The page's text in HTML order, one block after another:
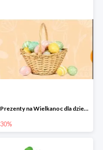
Prezenty na Wielkanoc dla dzieci 2022 - upominki od Zajączka
30%